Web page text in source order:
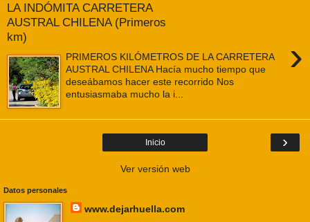
LA INDÓMITA CARRETERA
AUSTRAL CHILENA (Primeros
km)
›
PRIMEROS KILÓMETROS DE LA CARRETERA
AUSTRAL CHILENA Hacía mucho tiempo que
deseábamos hacer este recorrido Nos
entusiasmaba mucho la i...
›
Inicio
Ver versión web
Datos personales
www.dejarhuella.com